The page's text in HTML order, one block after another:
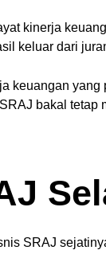
kinerja
keluar dari
keuangan
bakal
SRAJ